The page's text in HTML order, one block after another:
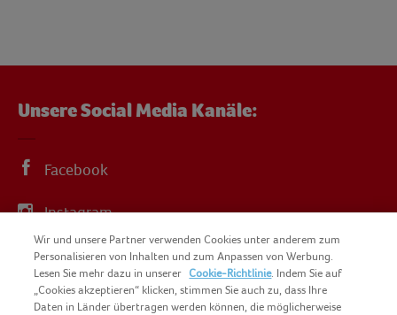
Unsere Social Media Kanäle:
Facebook
Instagram
YouTube
Wir und unsere Partner verwenden Cookies unter anderem zum
Personalisieren von Inhalten und zum Anpassen von Werbung.
Lesen Sie mehr dazu in unserer Cookie-Richtlinie. Indem Sie auf
„Cookies akzeptieren“ klicken, stimmen Sie auch zu, dass Ihre
Daten in Länder übertragen werden können, die möglicherweise